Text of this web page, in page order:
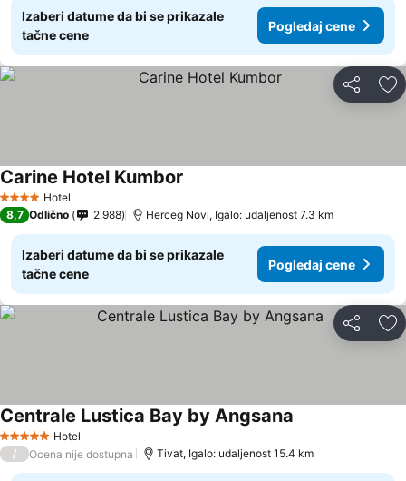
Izaberi datume da bi se prikazale
tačne cene
Pogledaj cene
Deli
4 ZvezdiceHotel
Carine Hotel Kumbor
8,7 Odlično 2.988 Herceg Novi, Igalo: udaljenost 7.3 km
Izaberi datume da bi se prikazale
tačne cene
Pogledaj cene
Deli
5 ZvezdiceHotel
Centrale Lustica Bay by Angsana
/ Ocena nije dostupna Tivat, Igalo: udaljenost 15.4 km